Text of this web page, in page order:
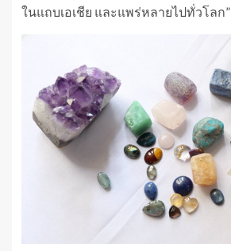
ในแถบเอเชีย และแพร่หลายไปทั่วโลก”